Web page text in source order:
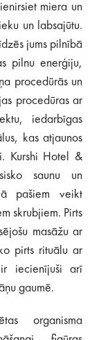
miera un
un labsajūtu.
jums pilnībā
pilnu enerģiju,
procedūrās un
procedūras ar
iedarbīgas
kas atjaunos
Kurshi Hotel &
saunu un
pašiem veikt
skrubjiem. Pirts
masāžu ar
pirts rituālu ar
iecienījuši arī
gaumē.
organisma